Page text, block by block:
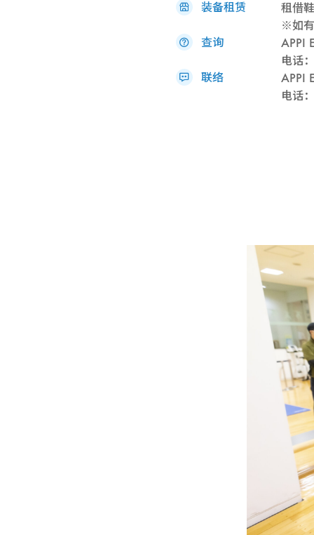
装备租赁
租借
※如
查询
APPI
电话
联络
APPI
电话